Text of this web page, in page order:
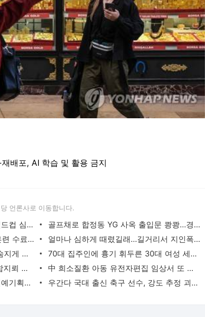
배포, AI 학습 및 활용 금지
언론사로 이동합니다.
성접대 경기서 한국 '무패'…한일월드컵 심판매수설 재점화될 듯 | 연합뉴스
골프채로 합정동 YG 사옥 출입문 쾅쾅…경찰, 20대 여성 체포 | 연합뉴스
배우 이신영, 조용히 입대…"신병훈련 수료, 군 생활 집중" | 연합뉴스
얼마나 심하게 때렸길래…길거리서 지인폭행 50대 살인미수 혐의 | 연합뉴스
대장내시경 중 장 천공으로 환자 숨지게 한 의사 2심도 집행유예 | 연합뉴스
70대 집주인에 흉기 휘두른 30대 여성 세입자 체포 | 연합뉴스
'바다에 둥둥'…인천 강화군 北 목함지뢰 주의보 | 연합뉴스
中 희소질환 아동 유전자편집 임상서 또 숨져…안전성 논란 확산 | 연합뉴스
경찰, '300억 사기 혐의' 차가원 연예기획사 대표 구속송치 | 연합뉴스
우간다 국대 출신 축구 선수, 강도 추정 괴한에 피살 | 연합뉴스